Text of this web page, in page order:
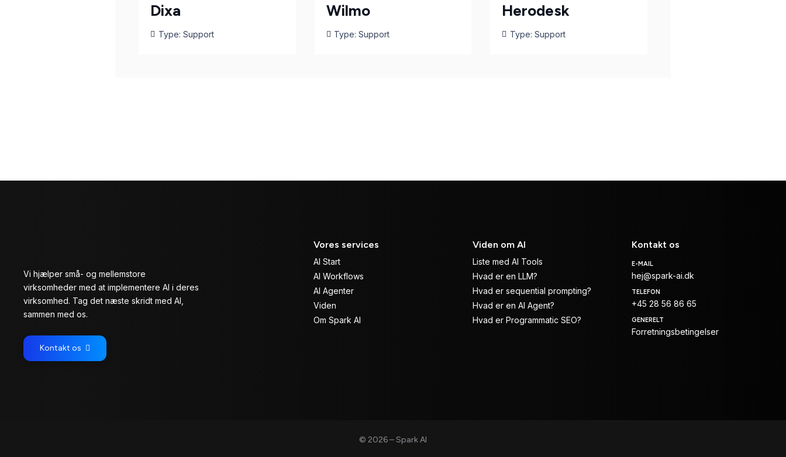
Dixa
Type: Support
Wilmo
Type:Support
Herodesk
Type: Support
Vi hjælper små- og mellemstore
virksomheder med at implementere AI i deres
virksomhed. Tag det næste skridt med AI,
sammen med os.
Kontakt os
Vores services
AI Start
AI Workflows
AI Agenter
Viden
Om Spark AI
Viden om AI
Liste med AI Tools
Hvad er en LLM?
Hvad er sequential prompting?
Hvad er en AI Agent?
Hvad er Programmatic SEO?
Kontakt os
E-MAIL
hej@spark-ai.dk
TELEFON
+45 28 56 86 65
GENERELT
Forretningsbetingelser
© 2026 – Spark AI